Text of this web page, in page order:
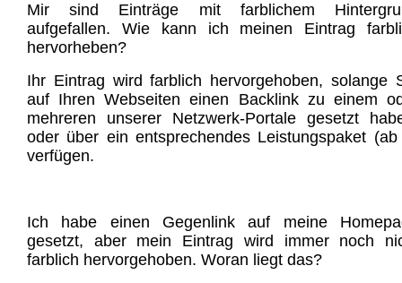
Mir sind Einträge mit farblichem
aufgefallen. Wie kann ich meinen Eintrag
hervorheben?
Ihr Eintrag wird farblich hervorgehoben, solange
auf Ihren Webseiten einen Backlink zu einem
mehreren unserer Netzwerk-Portale gesetzt
oder über ein entsprechendes Leistungspaket
verfügen.
Ich habe einen Gegenlink auf meine
gesetzt, aber mein Eintrag wird immer noch
farblich hervorgehoben. Woran liegt das?